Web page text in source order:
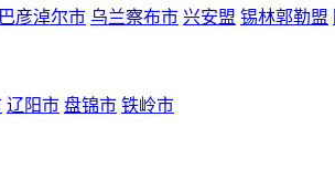
巴彦淖尔市 乌兰察布市 兴安盟 锡林郭勒盟
辽阳市 盘锦市 铁岭市